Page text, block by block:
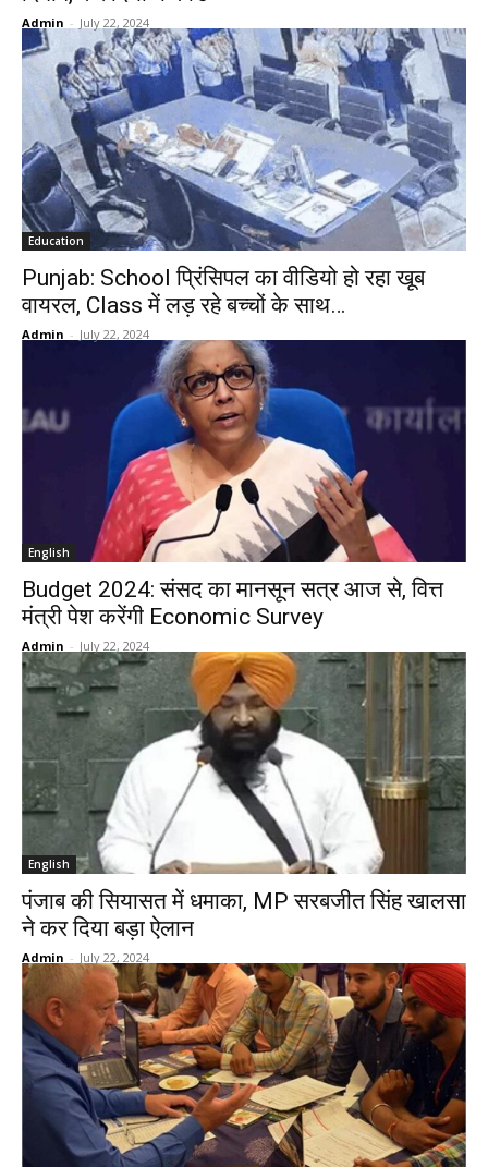
Admin - July 22, 2024
Education
Punjab: School प्रिंसिपल का वीडियो हो रहा खूब
वायरल, Class में लड़ रहे बच्चों के साथ…
Admin - July 22, 2024
English
Budget 2024: संसद का मानसून सत्र आज से, वित्त
मंत्री पेश करेंगी Economic Survey
Admin - July 22, 2024
English
पंजाब की सियासत में धमाका, MP सरबजीत सिंह खालसा
ने कर दिया बड़ा ऐलान
Admin - July 22, 2024